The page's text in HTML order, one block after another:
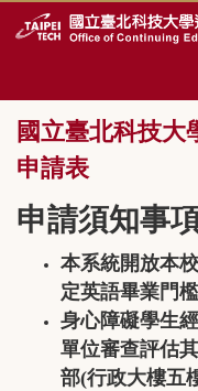
到
容國立臺北科技大
申請表
申請須知事項
本系統開放本
定英語畢業門檻
身心障礙學生
單位審查評估
部(行政大樓五